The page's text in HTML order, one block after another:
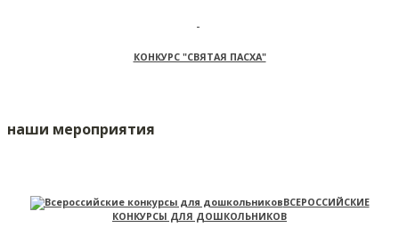
КОНКУРС "СВЯТАЯ ПАСХА"
наши мероприятия
ВСЕРОССИЙСКИЕ
КОНКУРСЫ ДЛЯ ДОШКОЛЬНИКОВ